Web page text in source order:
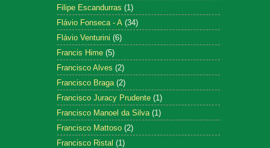
Filipe Escandurras (1)
Flávio Fonseca - A (34)
Flávio Venturini (6)
Francis Hime (5)
Francisco Alves (2)
Francisco Braga (2)
Francisco Juracy Prudente (1)
Francisco Manoel da Silva (1)
Francisco Mattoso (2)
Francisco Ristal (1)